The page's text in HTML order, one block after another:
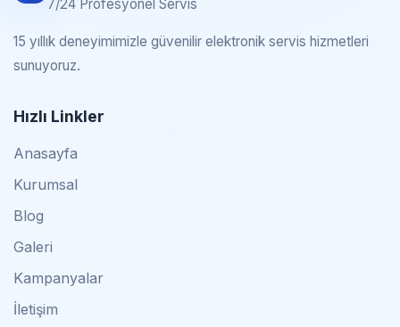
7/24 Profesyonel Servis
15 yıllık deneyimimizle güvenilir elektronik servis hizmetleri
sunuyoruz.
Hızlı Linkler
Anasayfa
Kurumsal
Blog
Galeri
Kampanyalar
İletişim